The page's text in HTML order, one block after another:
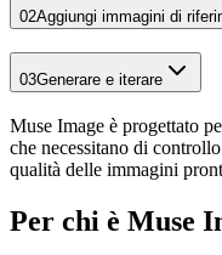
02Aggiungi immagini di
03Generare e iterare
Muse Image è progettato
che necessitano di
qualità delle immagini
Per chi è Muse